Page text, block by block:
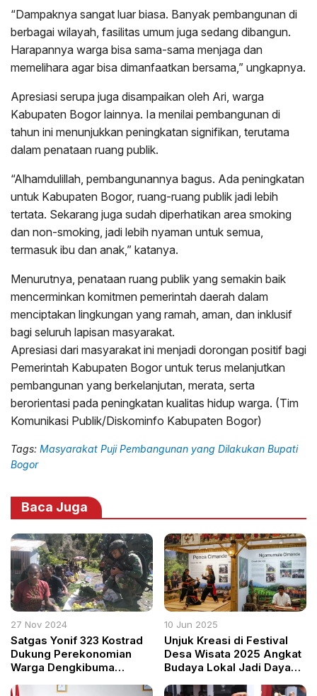
“Dampaknya sangat luar biasa. Banyak pembangunan di
berbagai wilayah, fasilitas umum juga sedang dibangun.
Harapannya warga bisa sama-sama menjaga dan
memelihara agar bisa dimanfaatkan bersama,” ungkapnya.
Apresiasi serupa juga disampaikan oleh Ari, warga
Kabupaten Bogor lainnya. Ia menilai pembangunan di
tahun ini menunjukkan peningkatan signifikan, terutama
dalam penataan ruang publik.
“Alhamdulillah, pembangunannya bagus. Ada peningkatan
untuk Kabupaten Bogor, ruang-ruang publik jadi lebih
tertata. Sekarang juga sudah diperhatikan area smoking
dan non-smoking, jadi lebih nyaman untuk semua,
termasuk ibu dan anak,” katanya.
Menurutnya, penataan ruang publik yang semakin baik
mencerminkan komitmen pemerintah daerah dalam
menciptakan lingkungan yang ramah, aman, dan inklusif
bagi seluruh lapisan masyarakat.
Apresiasi dari masyarakat ini menjadi dorongan positif bagi
Pemerintah Kabupaten Bogor untuk terus melanjutkan
pembangunan yang berkelanjutan, merata, serta
berorientasi pada peningkatan kualitas hidup warga. (Tim
Komunikasi Publik/Diskominfo Kabupaten Bogor)
Tags: Masyarakat Puji Pembangunan yang Dilakukan Bupati
Bogor
Baca Juga
27 Nov 2024
Satgas Yonif 323 Kostrad
Dukung Perekonomian
Warga Dengkibuma
10 Jun 2025
Unjuk Kreasi di Festival
Desa Wisata 2025 Angkat
Budaya Lokal Jadi Daya